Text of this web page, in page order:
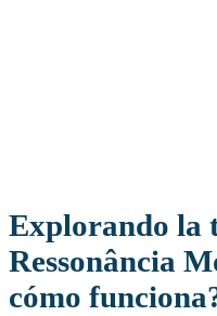
Explorando la
Ressonância
cómo